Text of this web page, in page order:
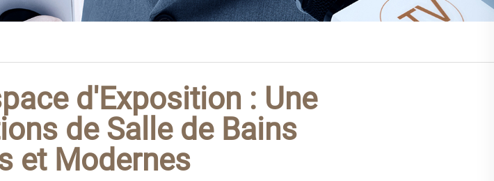
d'Exposition : Une
de Salle de Bains
et Modernes